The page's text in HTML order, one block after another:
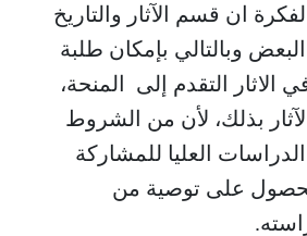
ان قسم الآثار والتاريخ
وبالتالي بإمكان طلبة
الاثار التقدم إلى المنحة،
بذلك، لأن من الشروط
العليا للمشاركة
على توصية من